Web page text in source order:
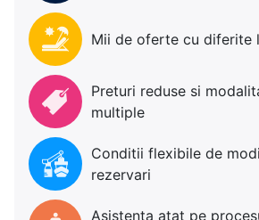
Mii de oferte cu diferite
Preturi reduse si
multiple
Conditii flexibile de
rezervari
Asistenta atat pe